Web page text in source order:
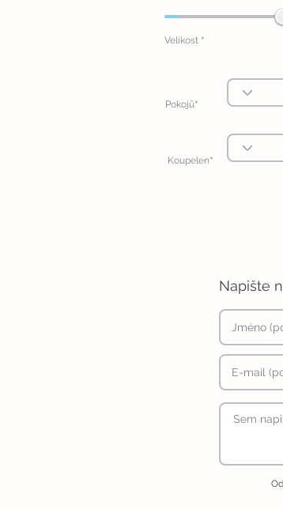
Velikost *
Pokojů*
Koupelen*
Napište